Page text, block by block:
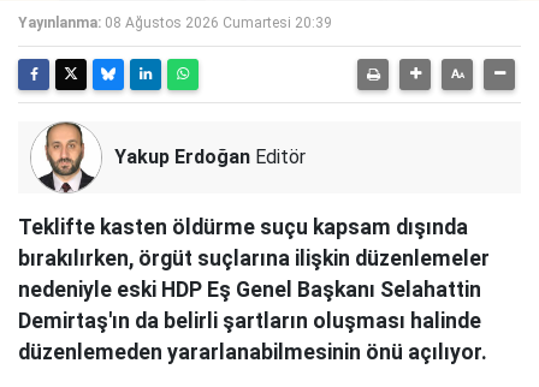
Yayınlanma: 08 Ağustos 2026 Cumartesi 20:39
Yakup Erdoğan Editör
Teklifte kasten öldürme suçu kapsam dışında
bırakılırken, örgüt suçlarına ilişkin düzenlemeler
nedeniyle eski HDP Eş Genel Başkanı Selahattin
Demirtaş'ın da belirli şartların oluşması halinde
düzenlemeden yararlanabilmesinin önü açılıyor.